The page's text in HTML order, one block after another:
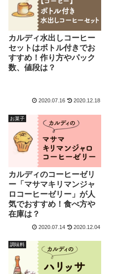
カルディ水出しコーヒー
セットはボトル付きでお
すすめ！作り方やパック
数、値段は？
2020.07.16 2020.12.18
お菓子
カルディのコーヒーゼリ
ー「マサマキリマンジャ
ロコーヒーゼリー」が人
気でおすすめ！食べ方や
在庫は？
2020.07.14 2020.12.04
調味料